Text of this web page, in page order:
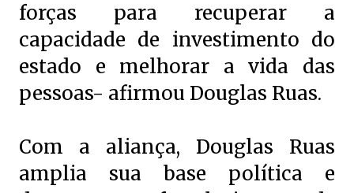
forças para recuperar a
capacidade de investimento do
estado e melhorar a vida das
pessoas- afirmou Douglas Ruas.
Com a aliança, Douglas Ruas
amplia sua base política e